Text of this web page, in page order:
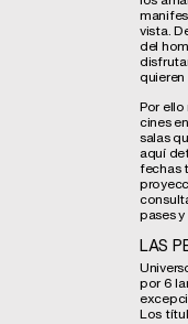
vista.
del
Por
cines
salas
aquí
fechas
pases
LAS
por 6
Los